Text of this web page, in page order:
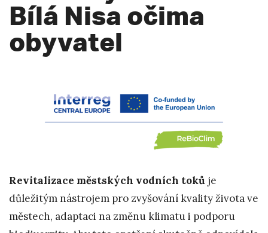
Bílá Nisa očima
obyvatel
Revitalizace městských vodních toků je
důležitým nástrojem pro zvyšování kvality života ve
městech, adaptaci na změnu klimatu i podporu